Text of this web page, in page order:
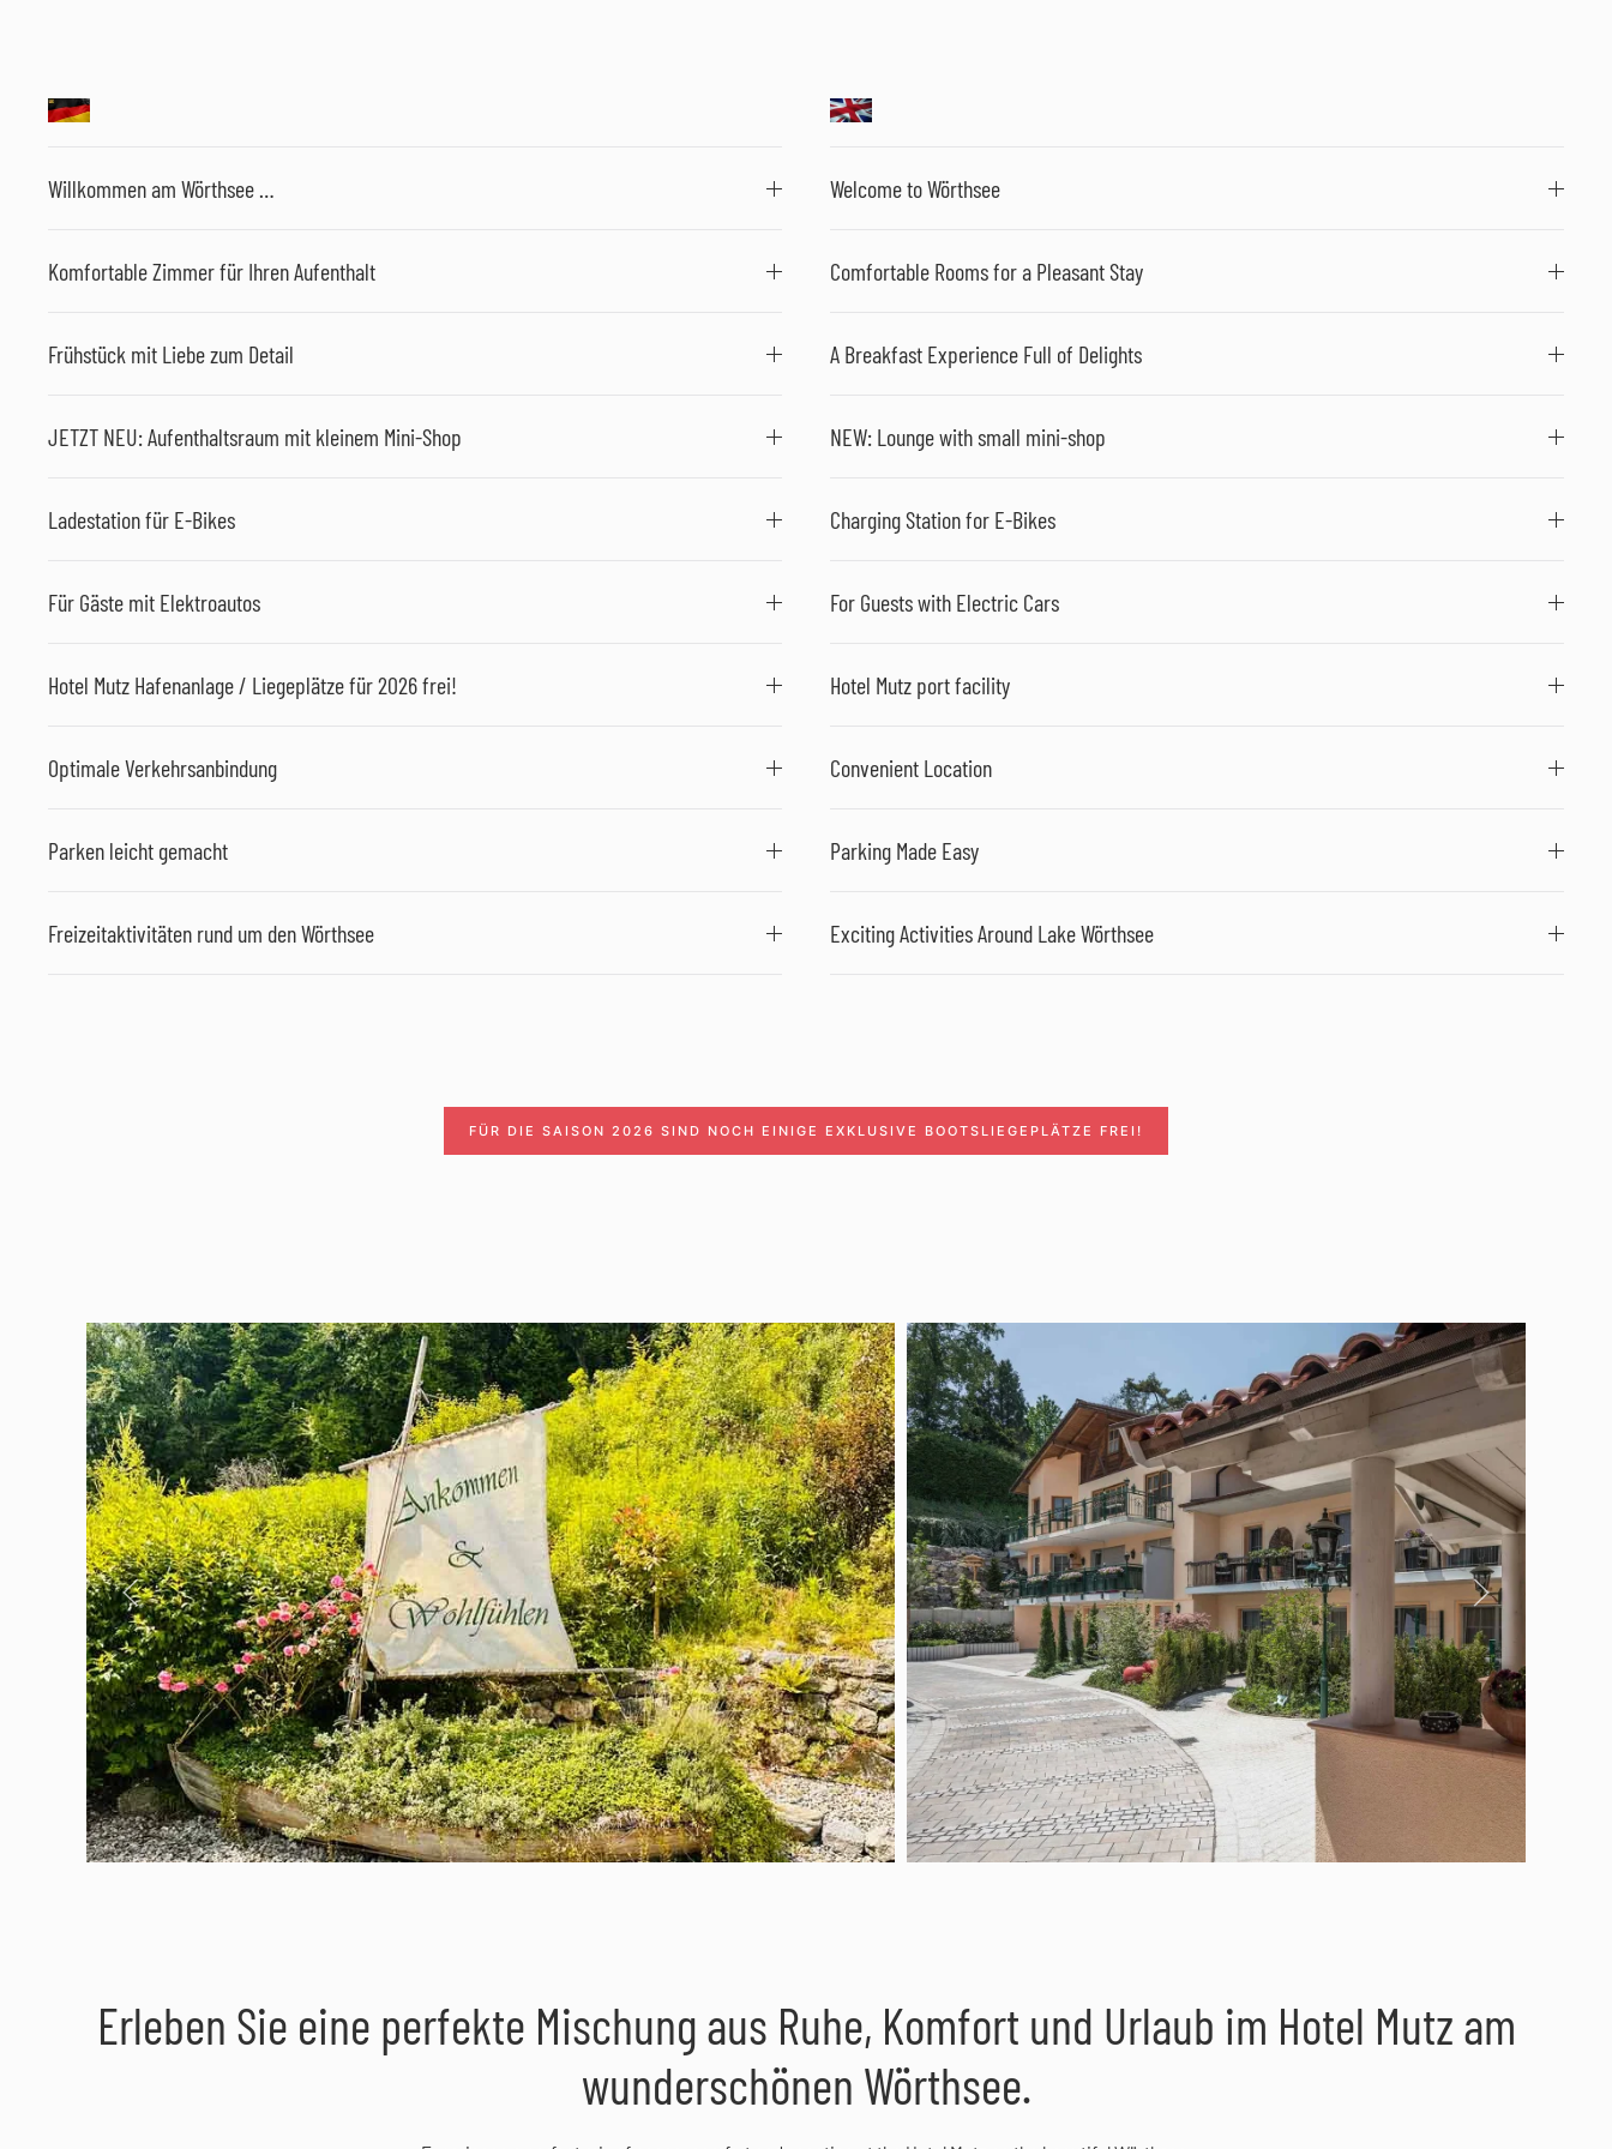
Willkommen am Wörthsee …
Komfortable Zimmer für Ihren Aufenthalt
Frühstück mit Liebe zum Detail
JETZT NEU: Aufenthaltsraum mit kleinem Mini-Shop
Ladestation für E-Bikes
Für Gäste mit Elektroautos
Hotel Mutz Hafenanlage / Liegeplätze für 2026 frei!
Optimale Verkehrsanbindung
Parken leicht gemacht
Freizeitaktivitäten rund um den Wörthsee
Welcome to Wörthsee
Comfortable Rooms for a Pleasant Stay
A Breakfast Experience Full of Delights
NEW: Lounge with small mini-shop
Charging Station for E-Bikes
For Guests with Electric Cars
Hotel Mutz port facility
Convenient Location
Parking Made Easy
Exciting Activities Around Lake Wörthsee
FÜR DIE SAISON 2026 SIND NOCH EINIGE EXKLUSIVE BOOTSLIEGEPLÄTZE FREI!
Erleben Sie eine perfekte Mischung aus Ruhe, Komfort und Urlaub im Hotel Mutz am
wunderschönen Wörthsee.